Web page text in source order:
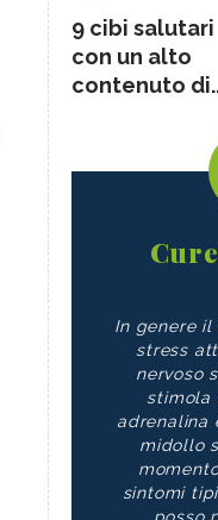
9 cibi salutari
con un alto
contenuto
In genere
stress
nervoso
stimola
adrenalina
midollo
sintomi